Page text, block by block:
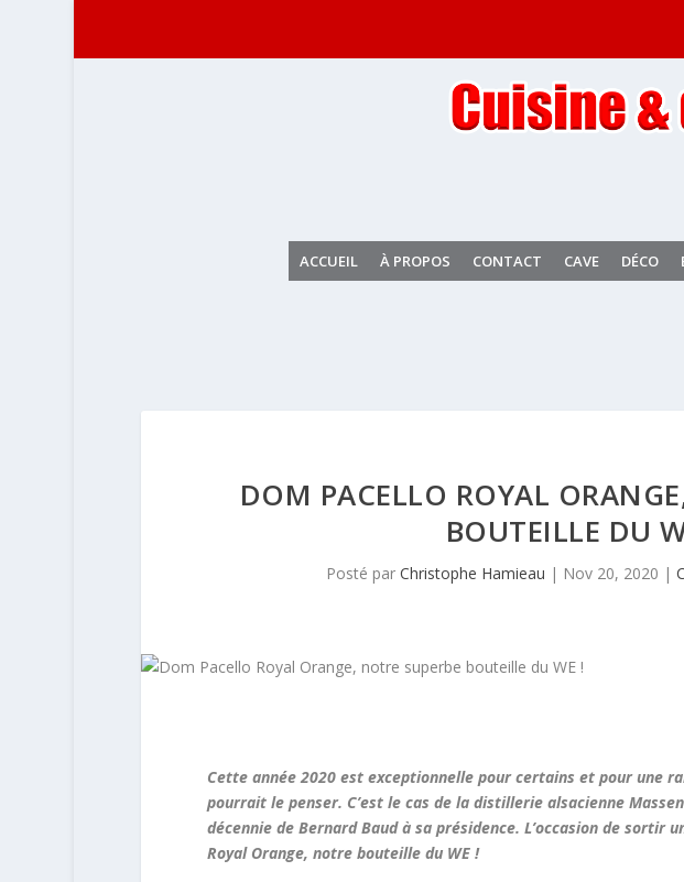
ACCUEIL À PROPOS CONTACT CAVE DÉCO
DOM PACELLO ROYAL
BOUTEILLE DU
Posté parChristophe Hamieau | Nov 20, 2020 |
Cette année 2020 est exceptionnelle pour certains et pour une
pourrait le penser. C’est le cas de la distillerie alsacienne
décennie de Bernard Baud à sa présidence. L’occasion de sortir
Royal Orange, notre bouteille du WE !